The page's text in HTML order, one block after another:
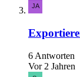
6 Antworten
Vor 2 Jahren